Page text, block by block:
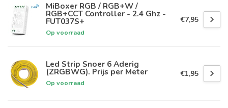
MiBoxer RGB / RGB+W /
RGB+CCT Controller - 2.4 Ghz -
FUT037S+
Op voorraad
€7,95
Led Strip Snoer 6 Aderig
(ZRGBWG). Prijs per Meter
Op voorraad
€1,95